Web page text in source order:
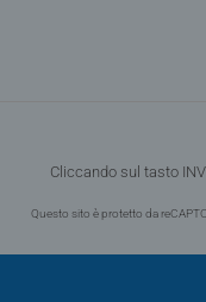
Cliccando sul tasto
Questo sito è protetto da